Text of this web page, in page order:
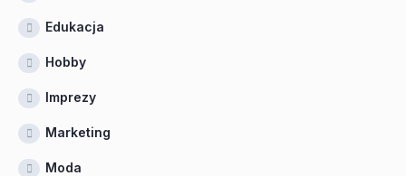
Edukacja
Hobby
Imprezy
Marketing
Moda